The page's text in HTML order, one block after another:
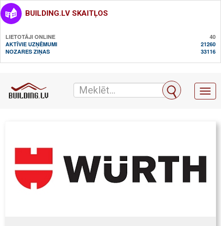
BUILDING.LV SKAITĻOS
LIETOTĀJI ONLINE
40
AKTĪVIE UZŅĒMUMI
21260
NOZARES ZIŅAS
33116